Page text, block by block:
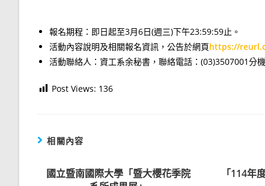
報名期程：即日起至3月6日(週三)下午23:59:59止。
活動內容說明及相關報名資訊，公告於網頁https://
活動聯絡人：資工系余秘書，聯絡電話：(03)3507001分
Post Views: 136
相關內容
國立暨南國際大學「暨大櫻花季院
「114年